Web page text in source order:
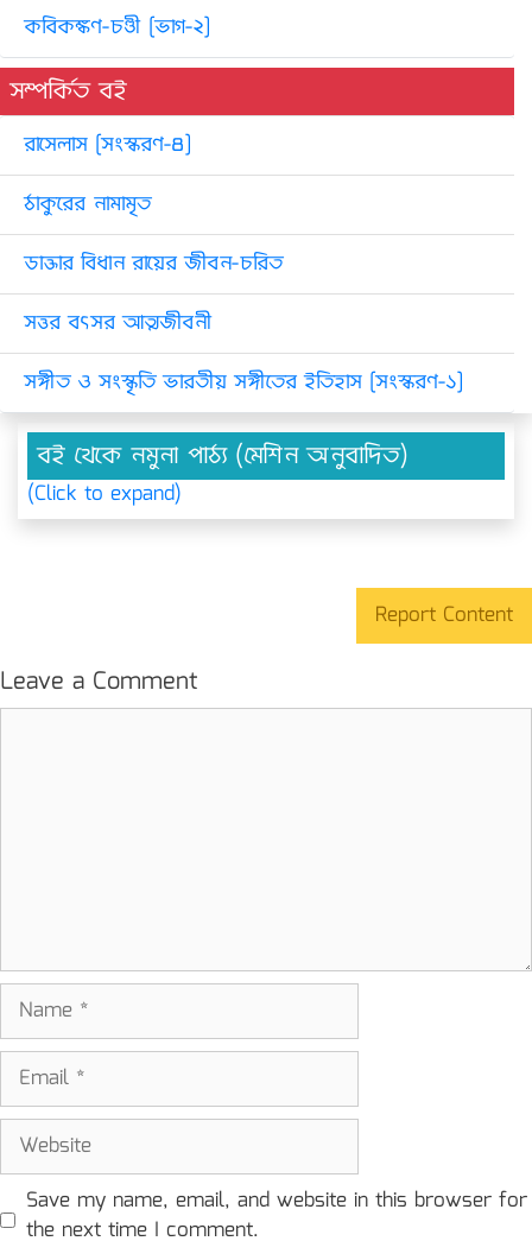
কবিকঙ্কণ-চণ্ডী [ভাগ-২]
সম্পর্কিত বই
রাসেলাস [সংস্করণ-৪]
ঠাকুরের নামামৃত
ডাক্তার বিধান রায়ের জীবন-চরিত
সত্তর বৎসর আত্মজীবনী
সঙ্গীত ও সংস্কৃতি ভারতীয় সঙ্গীতের ইতিহাস [সংস্করণ-১]
বই থেকে নমুনা পাঠ্য (মেশিন অনুবাদিত)
(Click to expand)
Report Content
Leave a Comment
Name
Email
Website
Save my name, email, and website in this browser for
the next time I comment.